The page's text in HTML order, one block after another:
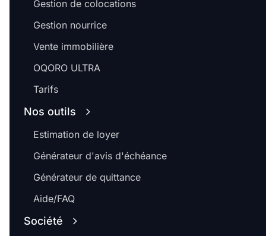
Gestion de colocations
Gestion nourrice
Vente immobilière
OQORO ULTRA
Tarifs
Nos outils
Estimation de loyer
Générateur d'avis d'échéance
Générateur de quittance
Aide/FAQ
Société